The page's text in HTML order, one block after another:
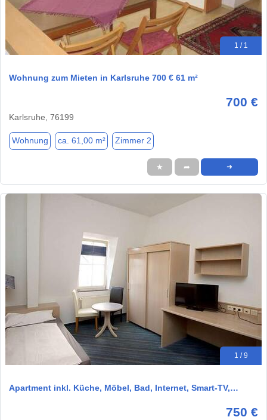
1 / 1
Wohnung zum Mieten in Karlsruhe 700 € 61 m²
700 €
Karlsruhe, 76199
Wohnung ca. 61,00 m² Zimmer 2
★ ➦ ➜
1 / 9
Apartment inkl. Küche, Möbel, Bad, Internet, Smart-TV,…
750 €